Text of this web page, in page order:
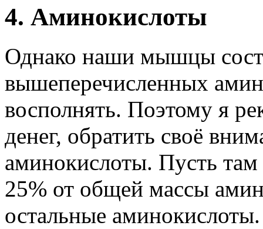
4. Аминокислоты
Однако наши мышцы
вышеперечисленных
восполнять. Поэтому я
денег, обратить своё
аминокислоты. Пусть
25% от общей массы
остальные аминокислоты.